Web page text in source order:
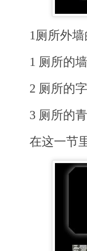
1厕所外墙
1 厕所的墙
2 厕所的字
3 厕所的青
在这一节里